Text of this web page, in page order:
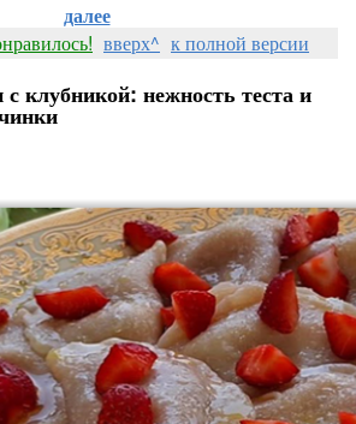
далее
вверх^ к полной версии
клубникой: нежность теста и